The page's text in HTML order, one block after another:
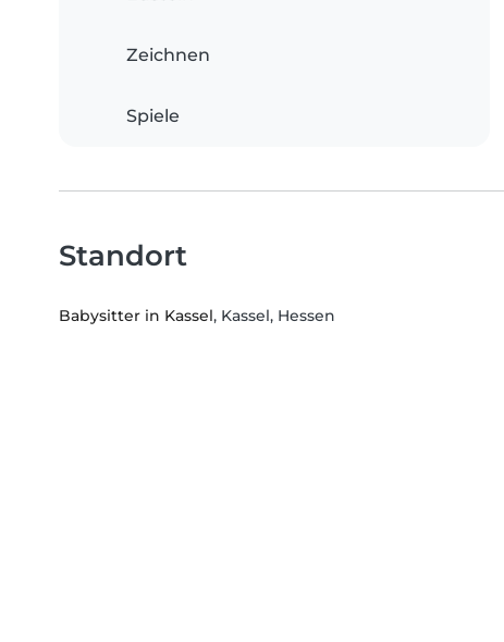
Zeichnen
Spiele
Standort
Babysitter in Kassel, Kassel, Hessen